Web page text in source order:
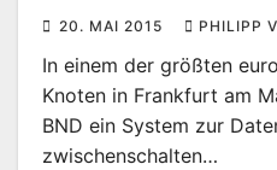
20. MAI 2015 PHILIPP
In einem der größten
Knoten in Frankfurt am
BND ein System zur
zwischenschalten…